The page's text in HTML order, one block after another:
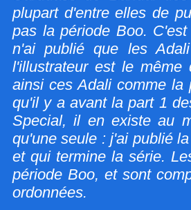
plupart d'entre elles de
pas la période Boo.
n'ai publié que les
l'illustrateur est le
ainsi ces Adali comme
qu'il y a avant la part 1
Special, il en existe au
qu'une seule : j'ai publié
et qui termine la série.
période Boo, et sont
ordonnées.